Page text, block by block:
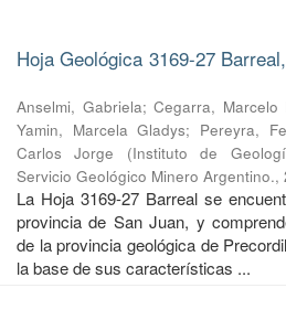
Hoja Geológica 3169-27
Anselmi, Gabriela;Cegarra, Marcelo
Yamin, Marcela Gladys; Pereyra,
Carlos Jorge
(Instituto de
Servicio Geológico Minero Argentino.,
La Hoja 3169-27 Barreal se
provincia de San Juan, y
de la provincia geológica de
la base de sus características ...